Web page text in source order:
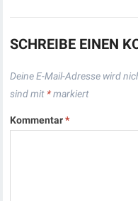
SCHREIBE EINEN
Deine E-Mail-Adresse wird
sind mit *markiert
Kommentar*